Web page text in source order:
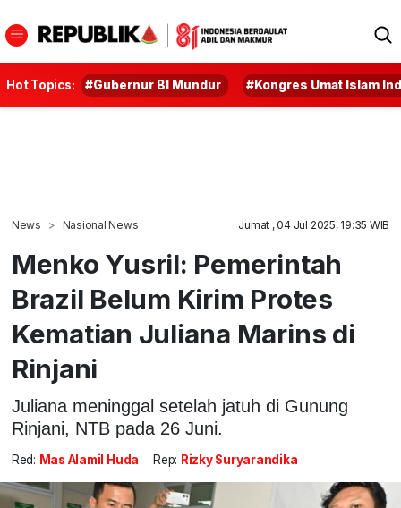
Hot Topics: #Gubernur BI Mundur #Kongres Umat Islam
News Nasional News Jumat , 04 Jul 2025, 19:35 WIB
Menko Yusril: Pemerintah
Brazil Belum Kirim Protes
Kematian Juliana Marins di
Rinjani
Juliana meninggal setelah jatuh di Gunung
Rinjani, NTB pada 26 Juni.
Red: Mas Alamil Huda Rep: Rizky Suryarandika